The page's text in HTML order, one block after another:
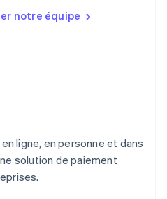
notre équipe
ligne, en personne et dans
solution de paiement